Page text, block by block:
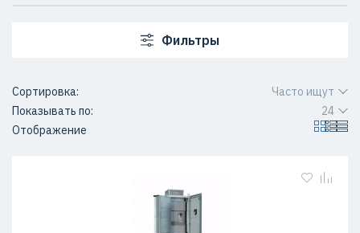
Фильтры
Сортировка:
Часто ищут
Показывать по:
24
Отображение